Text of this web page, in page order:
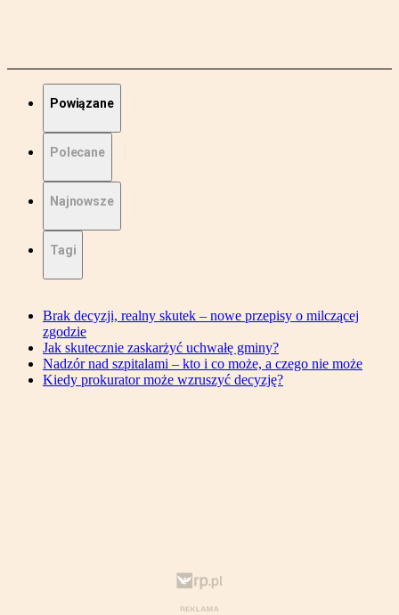
Powiązane
Polecane
Najnowsze
Tagi
Brak decyzji, realny skutek – nowe przepisy o milczącej
zgodzie
Jak skutecznie zaskarżyć uchwałę gminy?
Nadzór nad szpitalami – kto i co może, a czego nie może
Kiedy prokurator może wzruszyć decyzję?